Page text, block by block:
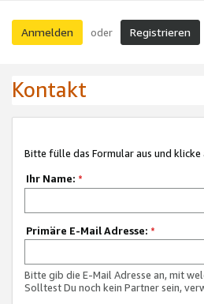
Anmelden oder Registrieren
Kontakt
Bitte fülle das Formular aus und klicke
Ihr Name: *
Primäre E-Mail Adresse: *
Bitte gib die E-Mail Adresse an, mit
Solltest Du noch kein Partner sein,